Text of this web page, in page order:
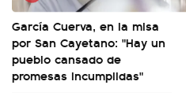
García Cuerva, en la misa
por San Cayetano: "Hay un
pueblo cansado de
promesas incumplidas"